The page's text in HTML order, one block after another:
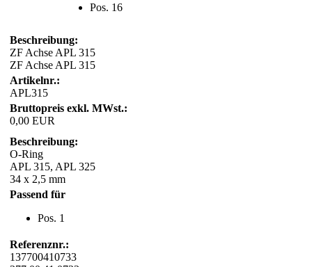
Pos. 16
Beschreibung:
ZF Achse APL 315
ZF Achse APL 315
Artikelnr.:
APL315
Bruttopreis exkl. MWst.:
0,00 EUR
Beschreibung:
O-Ring
APL 315, APL 325
34 x 2,5 mm
Passend für
Pos. 1
Referenznr.:
137700410733